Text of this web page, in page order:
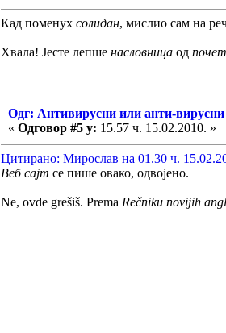
Кад поменух солидан, мислио сам на
Хвала! Јесте лепше насловница од
Одг: Антивирусни или анти-вирусни
« Одговор #5 у: 15.57 ч. 15.02.2010. »
Цитирано: Мирослав на 01.30 ч.
Веб сајт се пише овако, одвојено.
Ne, ovde grešiš. Prema Rečniku novijih